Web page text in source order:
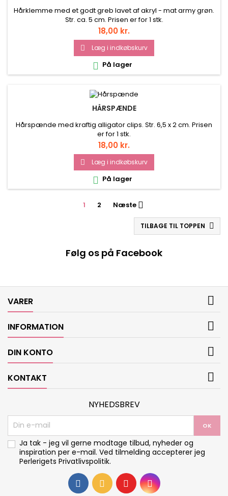
Hårklemme med et godt greb lavet af akryl - mat army grøn.
Str. ca. 5 cm. Prisen er for 1 stk.
Pris
18,00 kr.
 Læg i indkøbskurv
 På lager
HÅRSPÆNDE
Hårspænde med kraftig alligator clips. Str. 6,5 x 2 cm. Prisen
er for 1 stk.
Pris
18,00 kr.
 Læg i indkøbskurv
 På lager
1 2 Næste 
TILBAGE TIL TOPPEN 
Følg os på Facebook
VARER 
INFORMATION 
DIN KONTO 
KONTAKT 
NYHEDSBREV
Ja tak - jeg vil gerne modtage tilbud, nyheder og
inspiration per e-mail. Ved tilmelding accepterer jeg
Perlerigets Privatlivspolitik.